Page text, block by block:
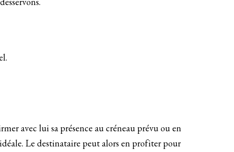
avec lui sa présence au créneau prévu ou en
Le destinataire peut alors en profiter pour